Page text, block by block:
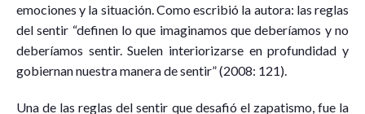
emociones y la situación. Como escribió la autora: las reglas
del sentir “definen lo que imaginamos que deberíamos y no
deberíamos sentir. Suelen interiorizarse en profundidad y
gobiernan nuestra manera de sentir” (2008: 121).
Una de las reglas del sentir que desafió el zapatismo, fue la